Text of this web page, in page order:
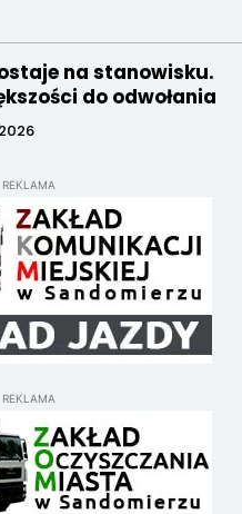
na stanowisku.
do odwołania
REKLAMA
REKLAMA